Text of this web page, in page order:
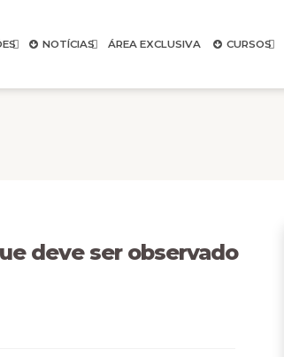
NOTÍCIAS ÁREA EXCLUSIVA CURSOS
deve ser observado